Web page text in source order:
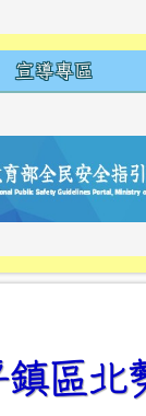
宣導專區
link to
link to
link to
link to
link to
link to
link to
link to
link to
link to
link to
區北